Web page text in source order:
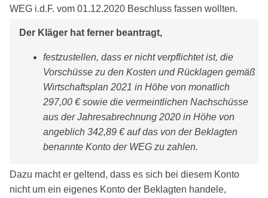
WEG i.d.F. vom 01.12.2020 Beschluss fassen wollten.
Der Kläger hat ferner beantragt,
festzustellen, dass er nicht verpflichtet ist, die
Vorschüsse zu den Kosten und Rücklagen gemäß
Wirtschaftsplan 2021 in Höhe von monatlich
297,00 € sowie die vermeintlichen Nachschüsse
aus der Jahresabrechnung 2020 in Höhe von
angeblich 342,89 € auf das von der Beklagten
benannte Konto der WEG zu zahlen.
Dazu macht er geltend, dass es sich bei diesem Konto
nicht um ein eigenes Konto der Beklagten handele,